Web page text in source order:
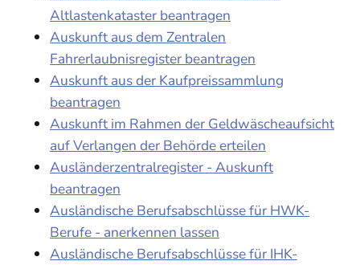
Altlastenkataster beantragen
Auskunft aus dem Zentralen
Fahrerlaubnisregister beantragen
Auskunft aus der Kaufpreissammlung
beantragen
Auskunft im Rahmen der Geldwäscheaufsicht
auf Verlangen der Behörde erteilen
Ausländerzentralregister - Auskunft
beantragen
Ausländische Berufsabschlüsse für HWK-
Berufe - anerkennen lassen
Ausländische Berufsabschlüsse für IHK-